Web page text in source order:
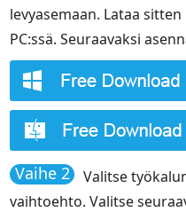
levyasemaan. Lataa sitten
PC:ssä. Seuraavaksi
Vaihe 2
Valitse
vaihtoehto. Valitse